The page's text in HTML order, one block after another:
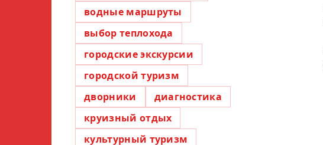
водные маршруты
выбор теплохода
городские экскурсии
городской туризм
дворники
диагностика
круизный отдых
культурный туризм